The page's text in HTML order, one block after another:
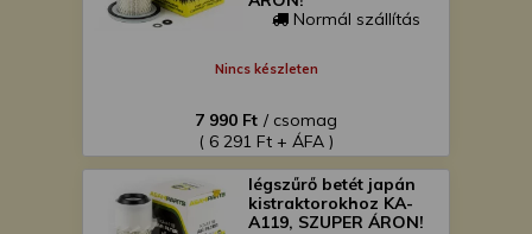
Normál szállítás
Nincs készleten
7 990 Ft / csomag
( 6 291 Ft + ÁFA )
légszűrő betét japán
kistraktorokhoz KA-
A119, SZUPER ÁRON!